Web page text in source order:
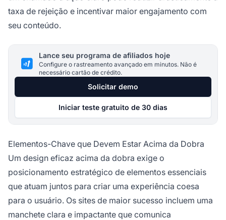
taxa de rejeição e incentivar maior engajamento com
seu conteúdo.
Lance seu programa de afiliados hoje
Configure o rastreamento avançado em minutos. Não é
necessário cartão de crédito.
Solicitar demo
Iniciar teste gratuito de 30 dias
Elementos-Chave que Devem Estar Acima da Dobra
Um design eficaz acima da dobra exige o
posicionamento estratégico de elementos essenciais
que atuam juntos para criar uma experiência coesa
para o usuário. Os sites de maior sucesso incluem uma
manchete clara e impactante que comunica